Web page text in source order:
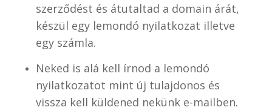
szerződést és átutaltad a domain árát,
készül egy lemondó nyilatkozat illetve
egy számla.
Neked is alá kell írnod a lemondó
nyilatkozatot mint új tulajdonos és
vissza kell küldened nekünk e-mailben.